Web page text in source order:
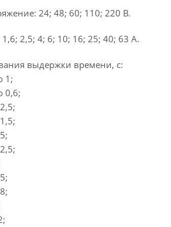
24; 48; 60; 110; 220 В.
2,5; 4; 6; 10; 16; 25; 40; 63 А.
выдержки времени, с:
1;
0,6;